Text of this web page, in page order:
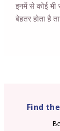
इनमें से कोई
बेहतर होता है
Find